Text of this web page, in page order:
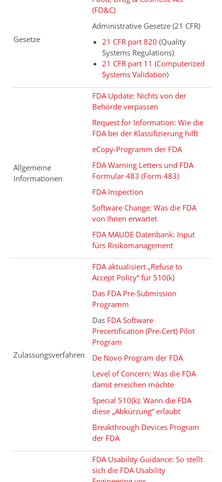
Gesetze
(FD&C)
Administrative Gesetze (21 CFR)
21 CFR part 820 (Quality
Systems Regulations)
21 CFR part 11 (Computerized
Systems Validation)
Allgemeine
Informationen
FDA Update: Nichts von der
Behörde verpassen
Request for Information: Wie die
FDA bei der Klassifizierung hilft
eCopy-Programm der FDA
FDA Warning Letters und FDA
Formular 483 (Form 483)
FDA Inspection
Software Change: Was die FDA
von Ihnen erwartet
FDA MAUDE Datenbank: Input
fürs Risikomanagement
Zulassungsverfahren
FDA aktualisiert „Refuse to
Accept Policy“ für 510(k)
Das FDA Pre-Submission
Programm
Das FDA Software
Precertification (Pre-Cert) Pilot
Program
De Novo Program der FDA
Level of Concern: Was die FDA
damit erreichen möchte
Special 510(k): Wann die FDA
diese „Abkürzung“ erlaubt
Breakthrough Devices Program
der FDA
FDA Usability Guidance: So stellt
sich die FDA Usability